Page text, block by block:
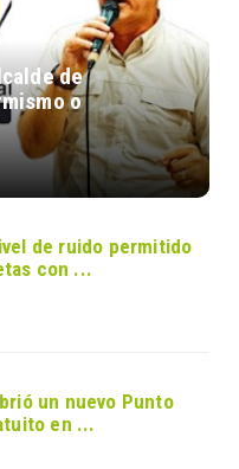
de
o
de ruido permitido
con ...
un nuevo Punto
en ...